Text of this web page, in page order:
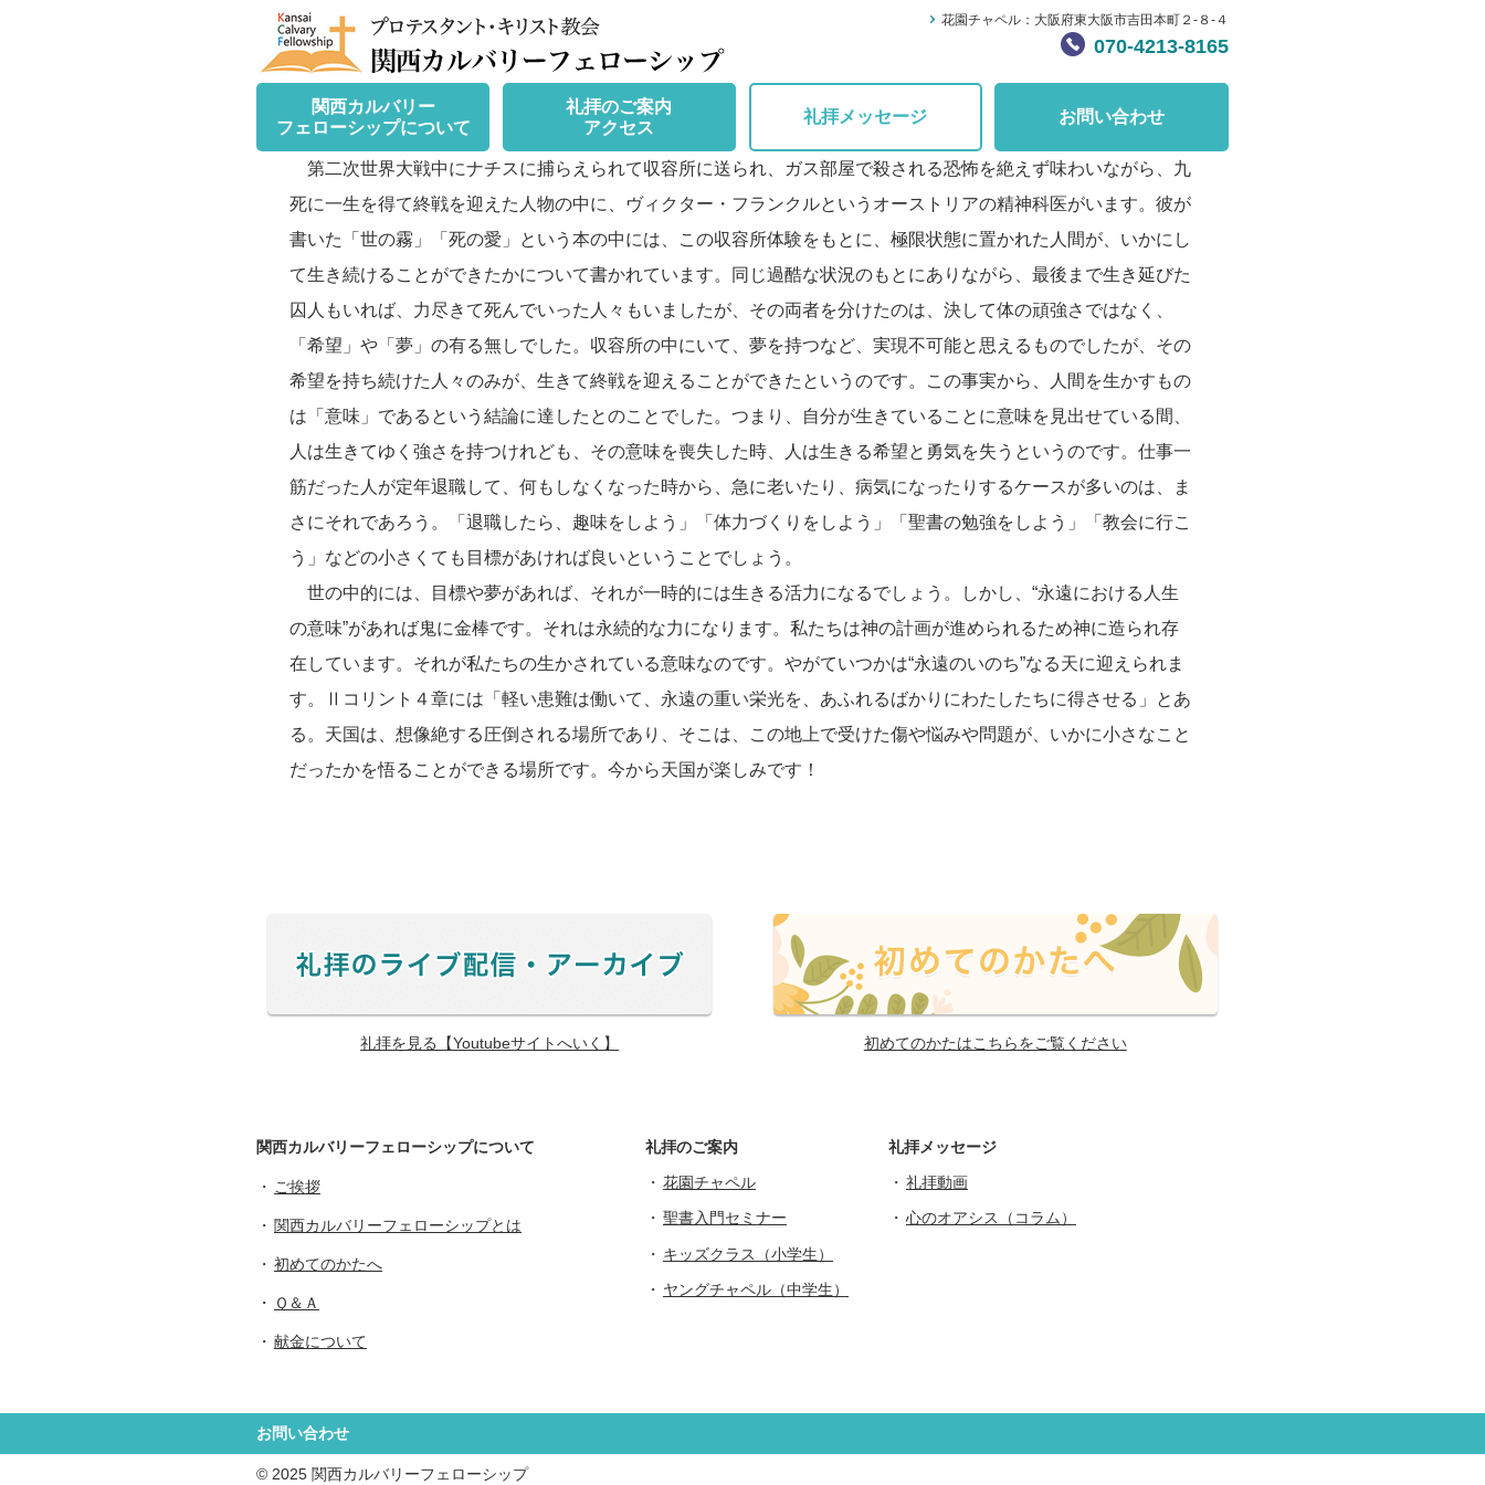
花園チャペル：大阪府東大阪市吉田本町２-８-４
070-4213-8165
関西カルバリー
フェローシップについて
礼拝のご案内
アクセス
礼拝メッセージ お問い合わせ
第二次世界大戦中にナチスに捕らえられて収容所に送られ、ガス部屋で殺される恐怖を絶えず味わいながら、九
死に一生を得て終戦を迎えた人物の中に、ヴィクター・フランクルというオーストリアの精神科医がいます。彼が
書いた「世の霧」「死の愛」という本の中には、この収容所体験をもとに、極限状態に置かれた人間が、いかにし
て生き続けることができたかについて書かれています。同じ過酷な状況のもとにありながら、最後まで生き延びた
囚人もいれば、力尽きて死んでいった人々もいましたが、その両者を分けたのは、決して体の頑強さではなく、
「希望」や「夢」の有る無しでした。収容所の中にいて、夢を持つなど、実現不可能と思えるものでしたが、その
希望を持ち続けた人々のみが、生きて終戦を迎えることができたというのです。この事実から、人間を生かすもの
は「意味」であるという結論に達したとのことでした。つまり、自分が生きていることに意味を見出せている間、
人は生きてゆく強さを持つけれども、その意味を喪失した時、人は生きる希望と勇気を失うというのです。仕事一
筋だった人が定年退職して、何もしなくなった時から、急に老いたり、病気になったりするケースが多いのは、ま
さにそれであろう。「退職したら、趣味をしよう」「体力づくりをしよう」「聖書の勉強をしよう」「教会に行こ
う」などの小さくても目標があければ良いということでしょう。
世の中的には、目標や夢があれば、それが一時的には生きる活力になるでしょう。しかし、“永遠における人生
の意味”があれば鬼に金棒です。それは永続的な力になります。私たちは神の計画が進められるため神に造られ存
在しています。それが私たちの生かされている意味なのです。やがていつかは“永遠のいのち”なる天に迎えられま
す。Ⅱコリント４章には「軽い患難は働いて、永遠の重い栄光を、あふれるばかりにわたしたちに得させる」とあ
る。天国は、想像絶する圧倒される場所であり、そこは、この地上で受けた傷や悩みや問題が、いかに小さなこと
だったかを悟ることができる場所です。今から天国が楽しみです！
礼拝を見る【Youtubeサイトへいく】 初めてのかたはこちらをご覧ください
関西カルバリーフェローシップについて
ご挨拶
関西カルバリーフェローシップとは
初めてのかたへ
Ｑ＆Ａ
献金について
礼拝のご案内
花園チャペル
聖書入門セミナー
キッズクラス（小学生）
ヤングチャペル（中学生）
礼拝メッセージ
礼拝動画
心のオアシス（コラム）
お問い合わせ
© 2025 関西カルバリーフェローシップ